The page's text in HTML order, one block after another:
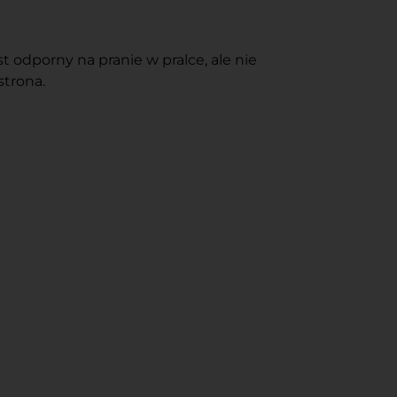
na pranie w pralce, ale nie